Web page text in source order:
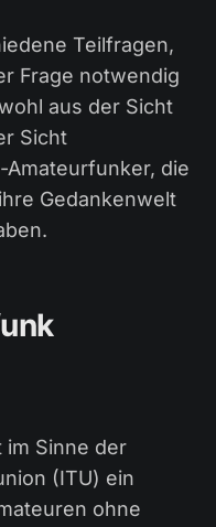
Teilfragen,
Frage notwendig
aus der Sicht
Sicht
die
Gedankenwelt
Sinne der
(ITU) ein
ohne